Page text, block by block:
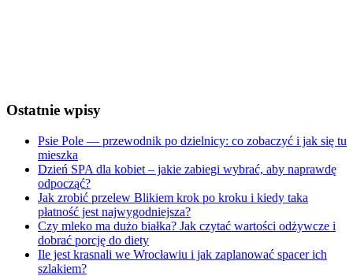
Ostatnie wpisy
Psie Pole — przewodnik po dzielnicy: co zobaczyć i jak się tu
mieszka
Dzień SPA dla kobiet – jakie zabiegi wybrać, aby naprawdę
odpocząć?
Jak zrobić przelew Blikiem krok po kroku i kiedy taka
płatność jest najwygodniejsza?
Czy mleko ma dużo białka? Jak czytać wartości odżywcze i
dobrać porcję do diety
Ile jest krasnali we Wrocławiu i jak zaplanować spacer ich
szlakiem?